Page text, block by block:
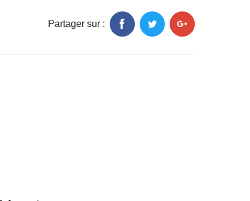
Partager sur :